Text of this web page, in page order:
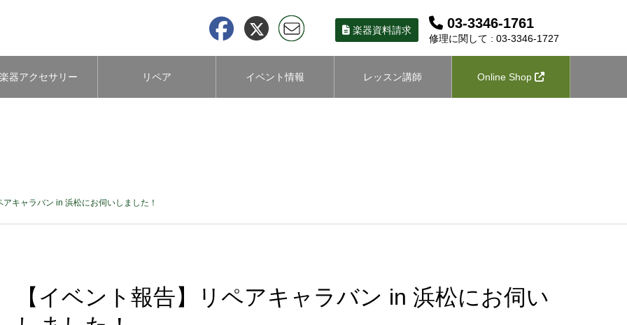
楽器資料請求 03-3346-1761
修理に関して : 03-3346-1727
楽器アクセサリー リペア イベント情報 レッスン講師 Online Shop
アキャラバン in 浜松にお伺いしました！
【イベント報告】リペアキャラバン in 浜松にお伺い